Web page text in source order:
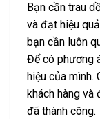
Bạn cần trau
và đạt hiệu
bạn cần luôn
Để có phương
hiệu của mình.
khách hàng và
đã thành công.